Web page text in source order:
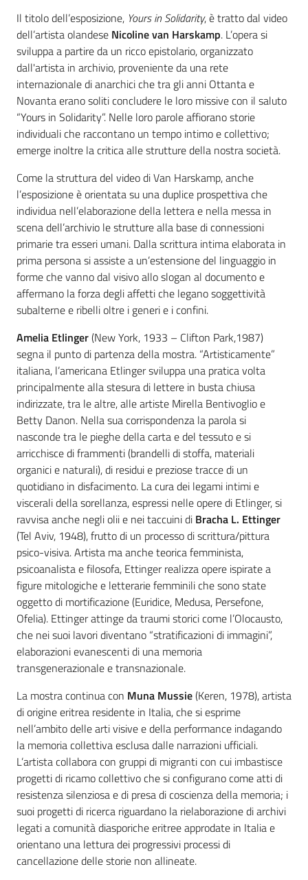
Il titolo dell’esposizione, Yours in Solidarity, è tratto dal video
dell’artista olandese Nicoline van Harskamp. L’opera si
sviluppa a partire da un ricco epistolario, organizzato
dall'artista in archivio, proveniente da una rete
internazionale di anarchici che tra gli anni Ottanta e
Novanta erano soliti concludere le loro missive con il saluto
“Yours in Solidarity”. Nelle loro parole affiorano storie
individuali che raccontano un tempo intimo e collettivo;
emerge inoltre la critica alle strutture della nostra società.
Come la struttura del video di Van Harskamp, anche
l’esposizione è orientata su una duplice prospettiva che
individua nell’elaborazione della lettera e nella messa in
scena dell’archivio le strutture alla base di connessioni
primarie tra esseri umani. Dalla scrittura intima elaborata in
prima persona si assiste a un’estensione del linguaggio in
forme che vanno dal visivo allo slogan al documento e
affermano la forza degli affetti che legano soggettività
subalterne e ribelli oltre i generi e i confini.
Amelia Etlinger(New York, 1933 – Clifton Park,1987)
segna il punto di partenza della mostra. “Artisticamente”
italiana, l’americana Etlinger sviluppa una pratica volta
principalmente alla stesura di lettere in busta chiusa
indirizzate, tra le altre, alle artiste Mirella Bentivoglio e
Betty Danon. Nella sua corrispondenza la parola si
nasconde tra le pieghe della carta e del tessuto e si
arricchisce di frammenti (brandelli di stoffa, materiali
organici e naturali), di residui e preziose tracce di un
quotidiano in disfacimento. La cura dei legami intimi e
viscerali della sorellanza, espressi nelle opere di Etlinger, si
ravvisa anche negli olii e nei taccuini di Bracha L. Ettinger
(Tel Aviv, 1948), frutto di un processo di scrittura/pittura
psico-visiva. Artista ma anche teorica femminista,
psicoanalista e filosofa, Ettinger realizza opere ispirate a
figure mitologiche e letterarie femminili che sono state
oggetto di mortificazione (Euridice, Medusa, Persefone,
Ofelia). Ettinger attinge da traumi storici come l’Olocausto,
che nei suoi lavori diventano “stratificazioni di immagini”,
elaborazioni evanescenti di una memoria
transgenerazionale e transnazionale.
La mostra continua con Muna Mussie(Keren, 1978), artista
di origine eritrea residente in Italia, che si esprime
nell’ambito delle arti visive e della performance indagando
la memoria collettiva esclusa dalle narrazioni ufficiali.
L’artista collabora con gruppi di migranti con cui imbastisce
progetti di ricamo collettivo che si configurano come atti di
resistenza silenziosa e di presa di coscienza della memoria; i
suoi progetti di ricerca riguardano la rielaborazione di archivi
legati a comunità diasporiche eritree approdate in Italia e
orientano una lettura dei progressivi processi di
cancellazione delle storie non allineate.